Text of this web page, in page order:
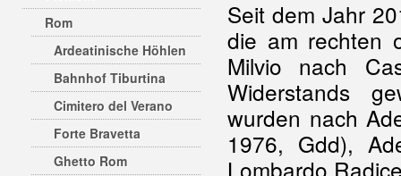
Rom
Ardeatinische Höhlen
Bahnhof Tiburtina
Cimitero del Verano
Forte Bravetta
Ghetto Rom
Seit dem Jahr
die am rechten
Milvio nach
Widerstands
wurden nach
1976, Gdd),
Lombardo